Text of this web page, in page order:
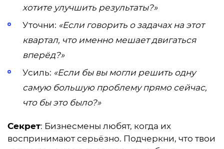
хотите улучшить результаты?»
Уточни: «Если говорить о задачах на этот
квартал, что именно мешает двигаться
вперёд?»
Усиль: «Если бы вы могли решить одну
самую большую проблему прямо сейчас,
что бы это было?»
Секрет: Бизнесмены любят, когда их
воспринимают серьёзно. Подчеркни, что твои